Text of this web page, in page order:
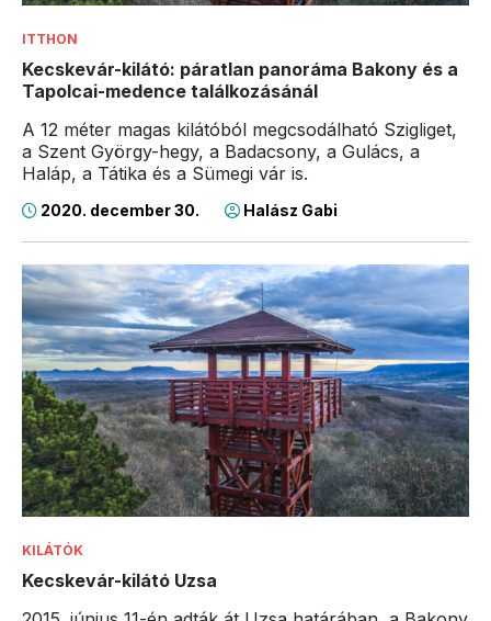
ITTHON
Kecskevár-kilátó: páratlan panoráma Bakony és a
Tapolcai-medence találkozásánál
A 12 méter magas kilátóból megcsodálható Szigliget,
a Szent György-hegy, a Badacsony, a Gulács, a
Haláp, a Tátika és a Sümegi vár is.
2020. december 30. Halász Gabi
KILÁTÓK
Kecskevár-kilátó Uzsa